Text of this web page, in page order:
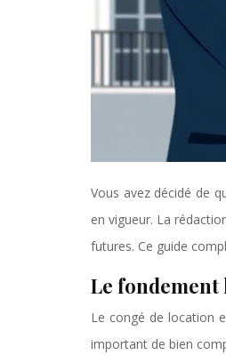
Vous avez décidé de
en vigueur. La
futures. Ce guide
Le fondement
Le congé de location
important de bien